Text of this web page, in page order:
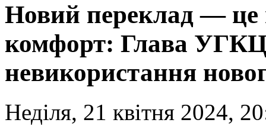
Новий переклад — це
комфорт: Глава
невикористання
Неділя, 21 квітня 2024,